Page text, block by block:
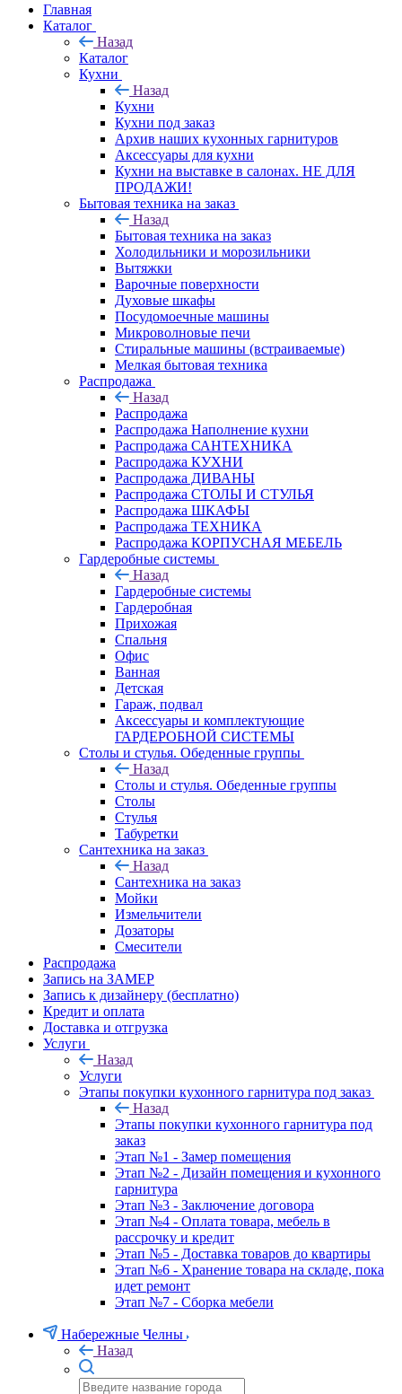
Главная
Каталог
Назад
Каталог
Кухни
Назад
Кухни
Кухни под заказ
Архив наших кухонных гарнитуров
Аксессуары для кухни
Кухни на выставке в салонах. НЕ ДЛЯ
ПРОДАЖИ!
Бытовая техника на заказ
Назад
Бытовая техника на заказ
Холодильники и морозильники
Вытяжки
Варочные поверхности
Духовые шкафы
Посудомоечные машины
Микроволновые печи
Стиральные машины (встраиваемые)
Мелкая бытовая техника
Распродажа
Назад
Распродажа
Распродажа Наполнение кухни
Распродажа САНТЕХНИКА
Распродажа КУХНИ
Распродажа ДИВАНЫ
Распродажа СТОЛЫ И СТУЛЬЯ
Распродажа ШКАФЫ
Распродажа ТЕХНИКА
Распродажа КОРПУСНАЯ МЕБЕЛЬ
Гардеробные системы
Назад
Гардеробные системы
Гардеробная
Прихожая
Спальня
Офис
Ванная
Детская
Гараж, подвал
Аксессуары и комплектующие
ГАРДЕРОБНОЙ СИСТЕМЫ
Столы и стулья. Обеденные группы
Назад
Столы и стулья. Обеденные группы
Столы
Стулья
Табуретки
Сантехника на заказ
Назад
Сантехника на заказ
Мойки
Измельчители
Дозаторы
Смесители
Распродажа
Запись на ЗАМЕР
Запись к дизайнеру (бесплатно)
Кредит и оплата
Доставка и отгрузка
Услуги
Назад
Услуги
Этапы покупки кухонного гарнитура под заказ
Назад
Этапы покупки кухонного гарнитура под
заказ
Этап №1 - Замер помещения
Этап №2 - Дизайн помещения и кухонного
гарнитура
Этап №3 - Заключение договора
Этап №4 - Оплата товара, мебель в
рассрочку и кредит
Этап №5 - Доставка товаров до квартиры
Этап №6 - Хранение товара на складе, пока
идет ремонт
Этап №7 - Сборка мебели
Набережные Челны
Назад